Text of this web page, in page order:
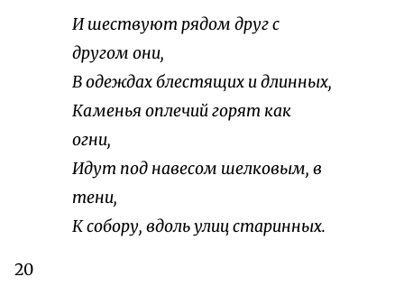
И шествуют рядом друг с
другом они,
В одеждах блестящих и длинных,
Каменья оплечий горят как
огни,
Идут под навесом шелковым, в
тени,
К собору, вдоль улиц старинных.
20